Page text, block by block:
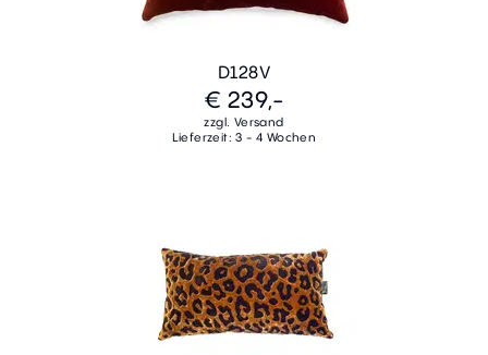
D128V
€ 239,-
zzgl. Versand
Lieferzeit: 3 - 4 Wochen